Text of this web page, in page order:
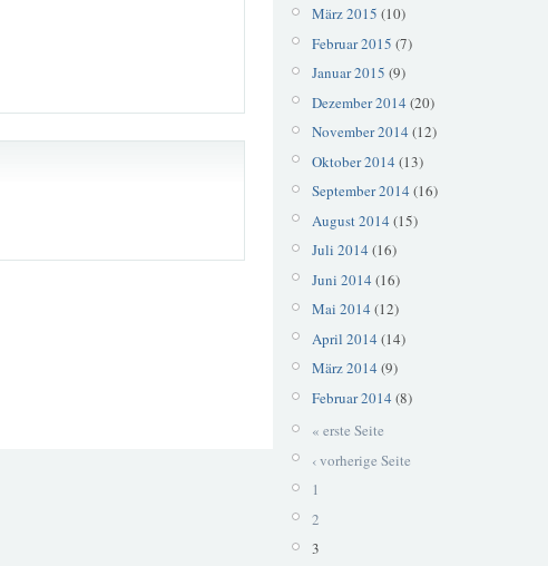
März 2015 (10)
Februar 2015 (7)
Januar 2015 (9)
Dezember 2014 (20)
November 2014 (12)
Oktober 2014 (13)
September 2014 (16)
August 2014 (15)
Juli 2014 (16)
Juni 2014 (16)
Mai 2014 (12)
April 2014 (14)
März 2014 (9)
Februar 2014 (8)
« erste Seite
‹ vorherige Seite
1
2
3